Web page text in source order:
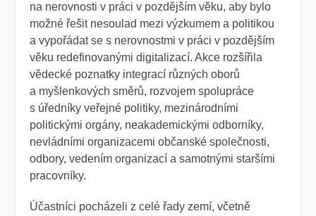
na nerovnosti v práci v pozdějším věku, aby bylo
možné řešit nesoulad mezi výzkumem a politikou
a vypořádat se s nerovnostmi v práci v pozdějším
věku redefinovanými digitalizací. Akce rozšířila
vědecké poznatky integrací různých oborů
a myšlenkových směrů, rozvojem spolupráce
s úředníky veřejné politiky, mezinárodními
politickými orgány, neakademickými odborníky,
nevládními organizacemi občanské společnosti,
odbory, vedením organizací a samotnými staršími
pracovníky.
Účastníci pocházeli z celé řady zemí, včetně